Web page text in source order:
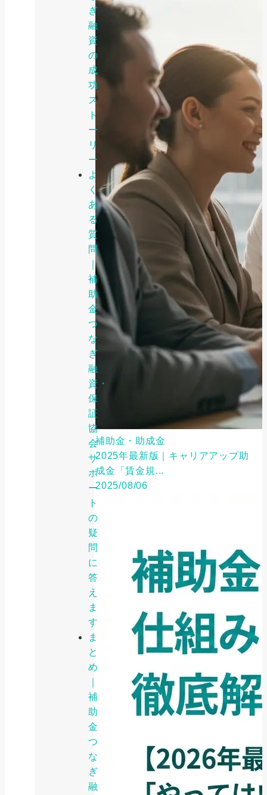
ぎ
融
資
の
成
功
ス
ト
ー
リ
ー
よ
く
あ
る
質
問
｜
補
助
金
つ
な
ぎ
融
資・
保
証
協
会
サ
ポ
ー
ト
の
疑
問
に
答
え
ま
す
ま
と
め
補
助
金
つ
な
ぎ
融
補助金・助成金
2025年最新版｜キャリアアップ助
成金「賃金規...
2025/08/06